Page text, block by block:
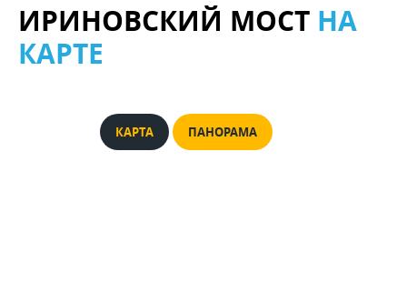
ИРИНОВСКИЙ МОСТ НА
КАРТЕ
КАРТА ПАНОРАМА